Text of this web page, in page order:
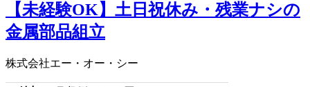
【未経験OK】土日祝休み・残業ナシの
金属部品組立
株式会社エー・オー・シー